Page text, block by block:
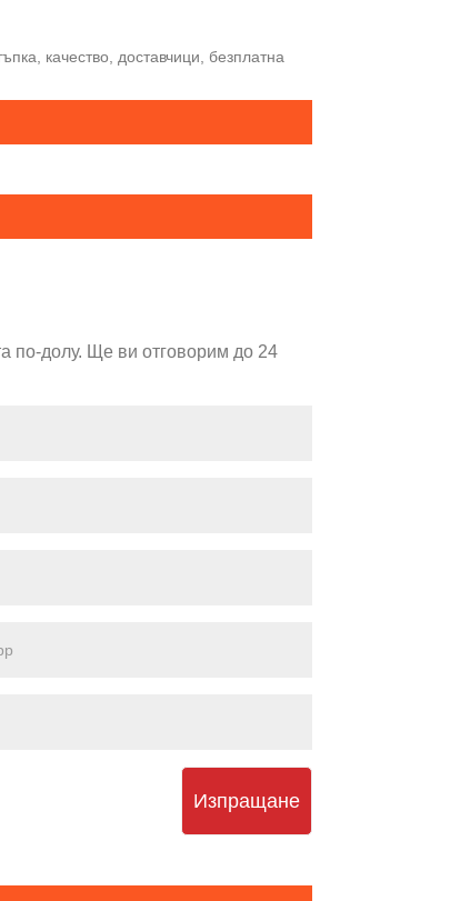
качество, доставчици, безплатна
по-долу. Ще ви отговорим до 24
Изпращане